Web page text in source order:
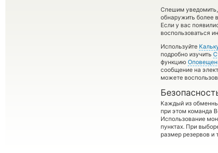
Спешим
обнаружить более
Если у вас
воспользоваться
Используйте
подробно изучить
функцию
сообщение на
можете
Каждый из
при этом команда
Использование
пунктах. При
размер резервов и